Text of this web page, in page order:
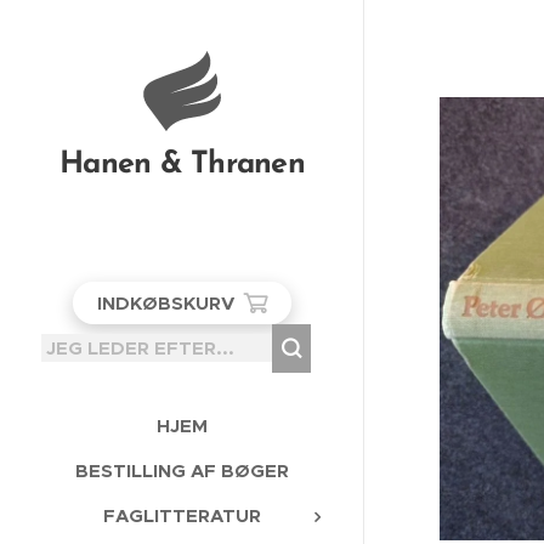
Hanen & Thranen
INDKØBSKURV
HJEM
BESTILLING AF BØGER
FAGLITTERATUR